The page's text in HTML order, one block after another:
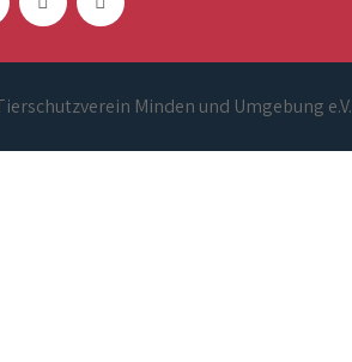
Minden und Umgebung e.V.